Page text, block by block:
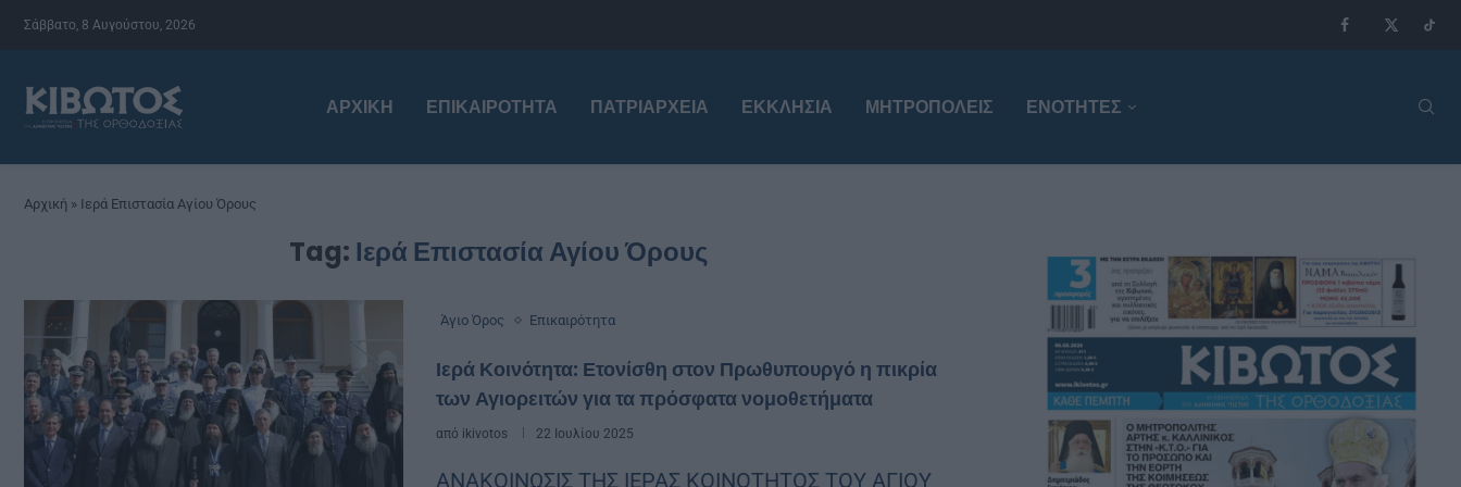
Σάββατο, 8 Αυγούστου, 2026
ΑΡΧΙΚΉ ΕΠΙΚΑΙΡΌΤΗΤΑ ΠΑΤΡΙΑΡΧΕΊΑ ΕΚΚΛΗΣΊΑ ΜΗΤΡΟΠΌΛΕΙΣ ΕΝΟΤΗΤΕΣ
Αρχική » Ιερά Επιστασία Αγίου Όρους
Tag: Ιερά Επιστασία Αγίου Όρους
Άγιο Όρος Επικαιρότητα
Ιερά Κοινότητα: Ετονίσθη στον Πρωθυπουργό η πικρία
των Αγιορειτών για τα πρόσφατα νομοθετήματα
από ikivotos 22 Ιουλίου 2025
ΑΝΑΚΟΙΝΩΣΙΣ ΤΗΣ ΙΕΡΑΣ ΚΟΙΝΟΤΗΤΟΣ ΤΟΥ ΑΓΙΟΥ